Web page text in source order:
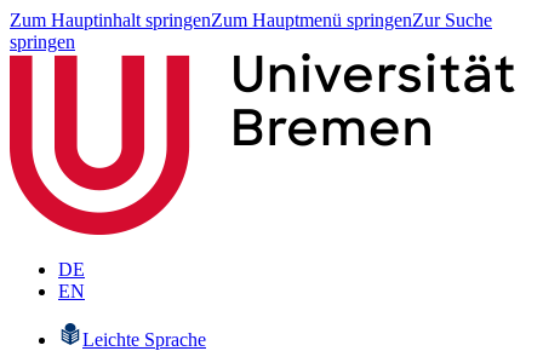
Zum Hauptinhalt springenZum Hauptmenü springenZur Suche
springen
DE
EN
Leichte Sprache